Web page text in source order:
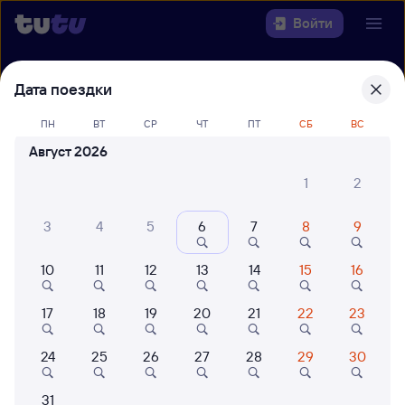
Войти
Выберите день, чтобы найти
22 года работаем для вас
Когда
Кто едет
Найти поезда
Дата поездки
ПН ВТ СР ЧТ ПТ СБ ВС
Август 2026
1
2
3 4 5 6 7 8 9
10 11 12 13 14 15 16
17 18 19 20 21 22 23
24 25 26 27 28 29 30
31